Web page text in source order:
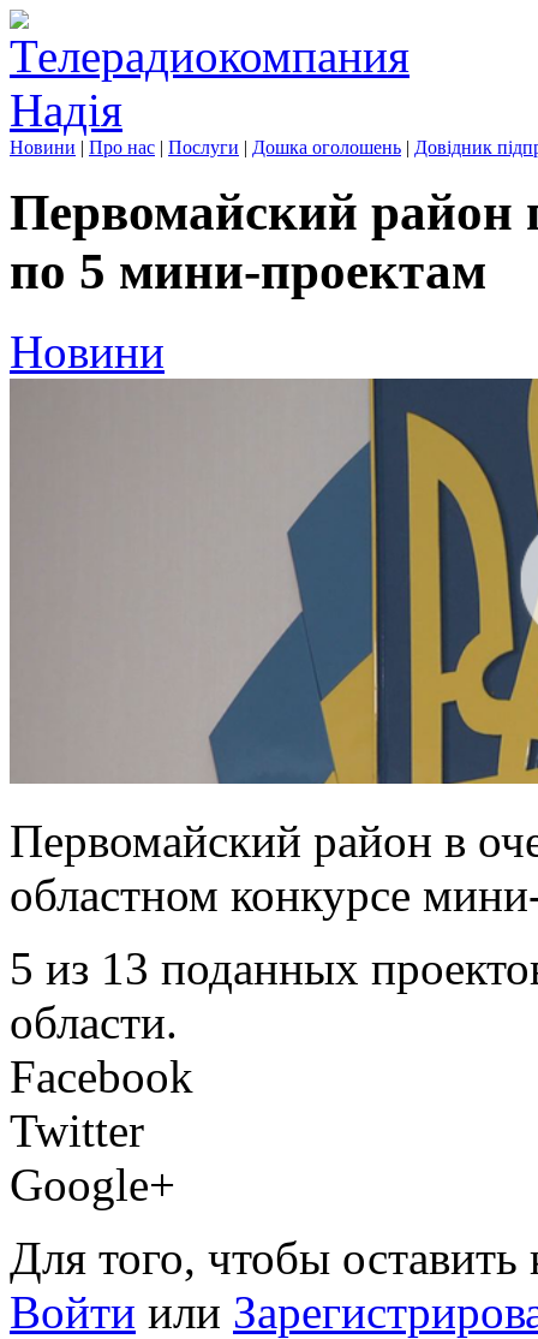
Новини | Про нас | Послуги | Дошка оголошень | Довідник
Первомайский район
по 5 мини-проектам
Новини
Первомайский район в
областном конкурсе
5 из 13 поданных
области.
Facebook
Twitter
Google+
Для того, чтобы
Войти или